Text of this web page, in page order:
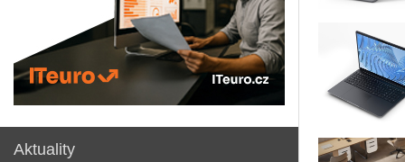
Aktuality